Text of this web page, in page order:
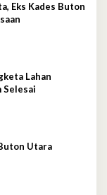
Eks Kades Buton
Lahan
Selesai
Utara